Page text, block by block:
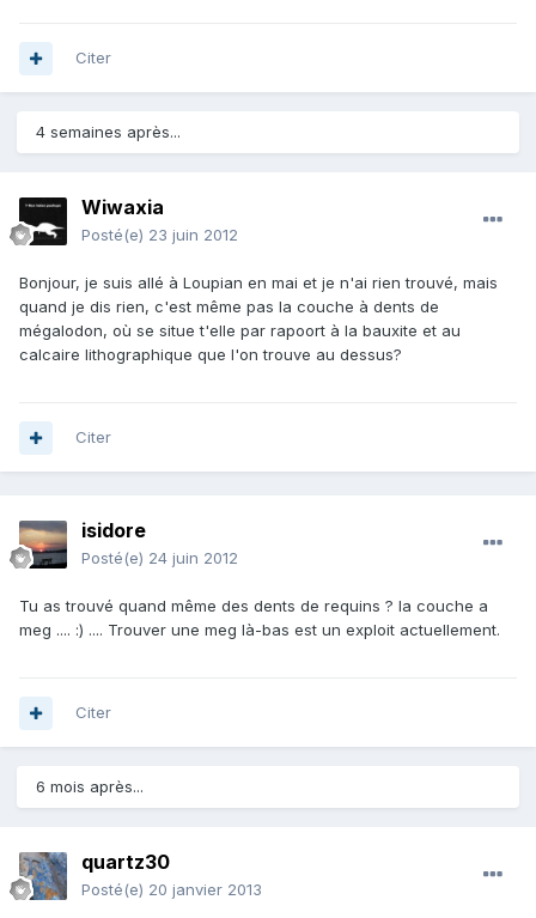
Citer
4 semaines après...
Wiwaxia
Posté(e) 23 juin 2012
Bonjour, je suis allé à Loupian en mai et je n'ai rien trouvé, mais
quand je dis rien, c'est même pas la couche à dents de
mégalodon, où se situe t'elle par rapoort à la bauxite et au
calcaire lithographique que l'on trouve au dessus?
Citer
isidore
Posté(e) 24 juin 2012
Tu as trouvé quand même des dents de requins ? la couche a
meg .... :) .... Trouver une meg là-bas est un exploit actuellement.
Citer
6 mois après...
quartz30
Posté(e) 20 janvier 2013